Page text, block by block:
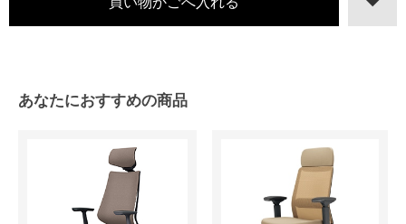
あなたにおすすめの商品